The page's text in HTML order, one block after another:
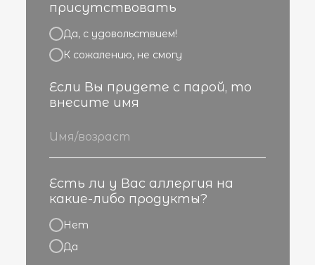
присутствовать
Да, с удовольствием!
К сожалению, не смогу
Если Вы придете с парой, то
внесите имя
Есть ли у Вас аллергия на
какие-либо продукты?
Нет
Да